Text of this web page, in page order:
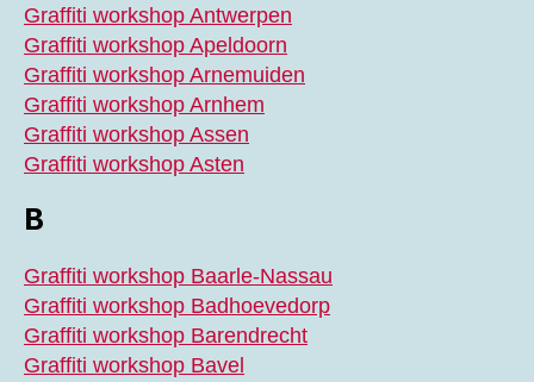
Graffiti workshop Antwerpen
Graffiti workshop Apeldoorn
Graffiti workshop Arnemuiden
Graffiti workshop Arnhem
Graffiti workshop Assen
Graffiti workshop Asten
B
Graffiti workshop Baarle-Nassau
Graffiti workshop Badhoevedorp
Graffiti workshop Barendrecht
Graffiti workshop Bavel